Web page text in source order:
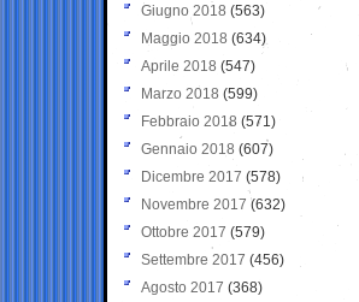
Giugno 2018 (563)
Maggio 2018 (634)
Aprile 2018 (547)
Marzo 2018 (599)
Febbraio 2018 (571)
Gennaio 2018 (607)
Dicembre 2017 (578)
Novembre 2017 (632)
Ottobre 2017 (579)
Settembre 2017 (456)
Agosto 2017 (368)